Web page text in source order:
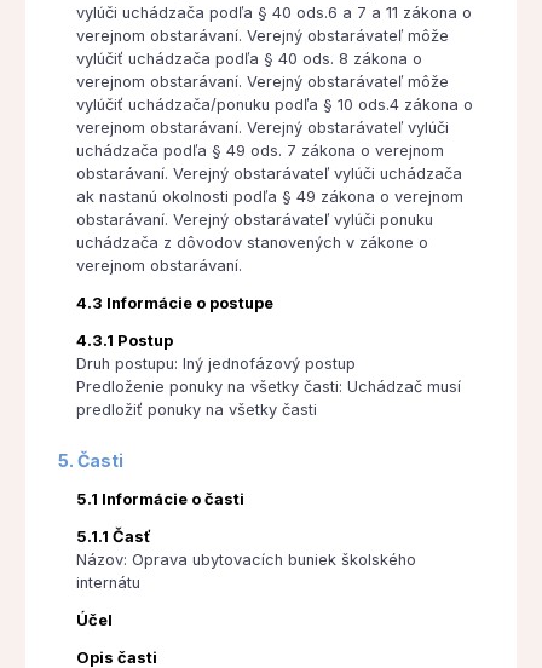
vylúči uchádzača podľa § 40 ods.6 a 7 a 11 zákona o
verejnom obstarávaní. Verejný obstarávateľ môže
vylúčiť uchádzača podľa § 40 ods. 8 zákona o
verejnom obstarávaní. Verejný obstarávateľ môže
vylúčiť uchádzača/ponuku podľa § 10 ods.4 zákona o
verejnom obstarávaní. Verejný obstarávateľ vylúči
uchádzača podľa § 49 ods. 7 zákona o verejnom
obstarávaní. Verejný obstarávateľ vylúči uchádzača
ak nastanú okolnosti podľa § 49 zákona o verejnom
obstarávaní. Verejný obstarávateľ vylúči ponuku
uchádzača z dôvodov stanovených v zákone o
verejnom obstarávaní.
4.3 Informácie o postupe
4.3.1 Postup
Druh postupu: Iný jednofázový postup
Predloženie ponuky na všetky časti: Uchádzač musí
predložiť ponuky na všetky časti
5. Časti
5.1 Informácie o časti
5.1.1 Časť
Názov: Oprava ubytovacích buniek školského
internátu
Účel
Opis časti